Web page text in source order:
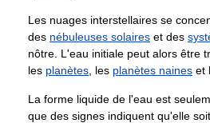
Les nuages interstellaires se
des nébuleuses solaires et des
nôtre. L'eau initiale peut alors être
les planètes , les planètes naines et
La forme liquide de l'eau est
que des signes indiquent qu'elle